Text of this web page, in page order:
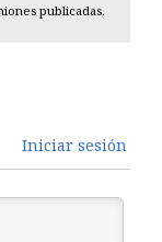
publicadas.
Iniciar sesión